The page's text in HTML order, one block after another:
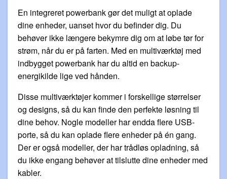
En integreret powerbank gør det muligt at oplade
dine enheder, uanset hvor du befinder dig. Du
behøver ikke længere bekymre dig om at løbe tør for
strøm, når du er på farten. Med en multiværktøj med
indbygget powerbank har du altid en backup-
energikilde lige ved hånden.
Disse multiværktøjer kommer i forskellige størrelser
og designs, så du kan finde den perfekte løsning til
dine behov. Nogle modeller har endda flere USB-
porte, så du kan oplade flere enheder på én gang.
Der er også modeller, der har trådløs opladning, så
du ikke engang behøver at tilslutte dine enheder med
kabler.